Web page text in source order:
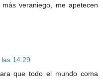
veraniego, me apetecen
14:29
que todo el mundo coma